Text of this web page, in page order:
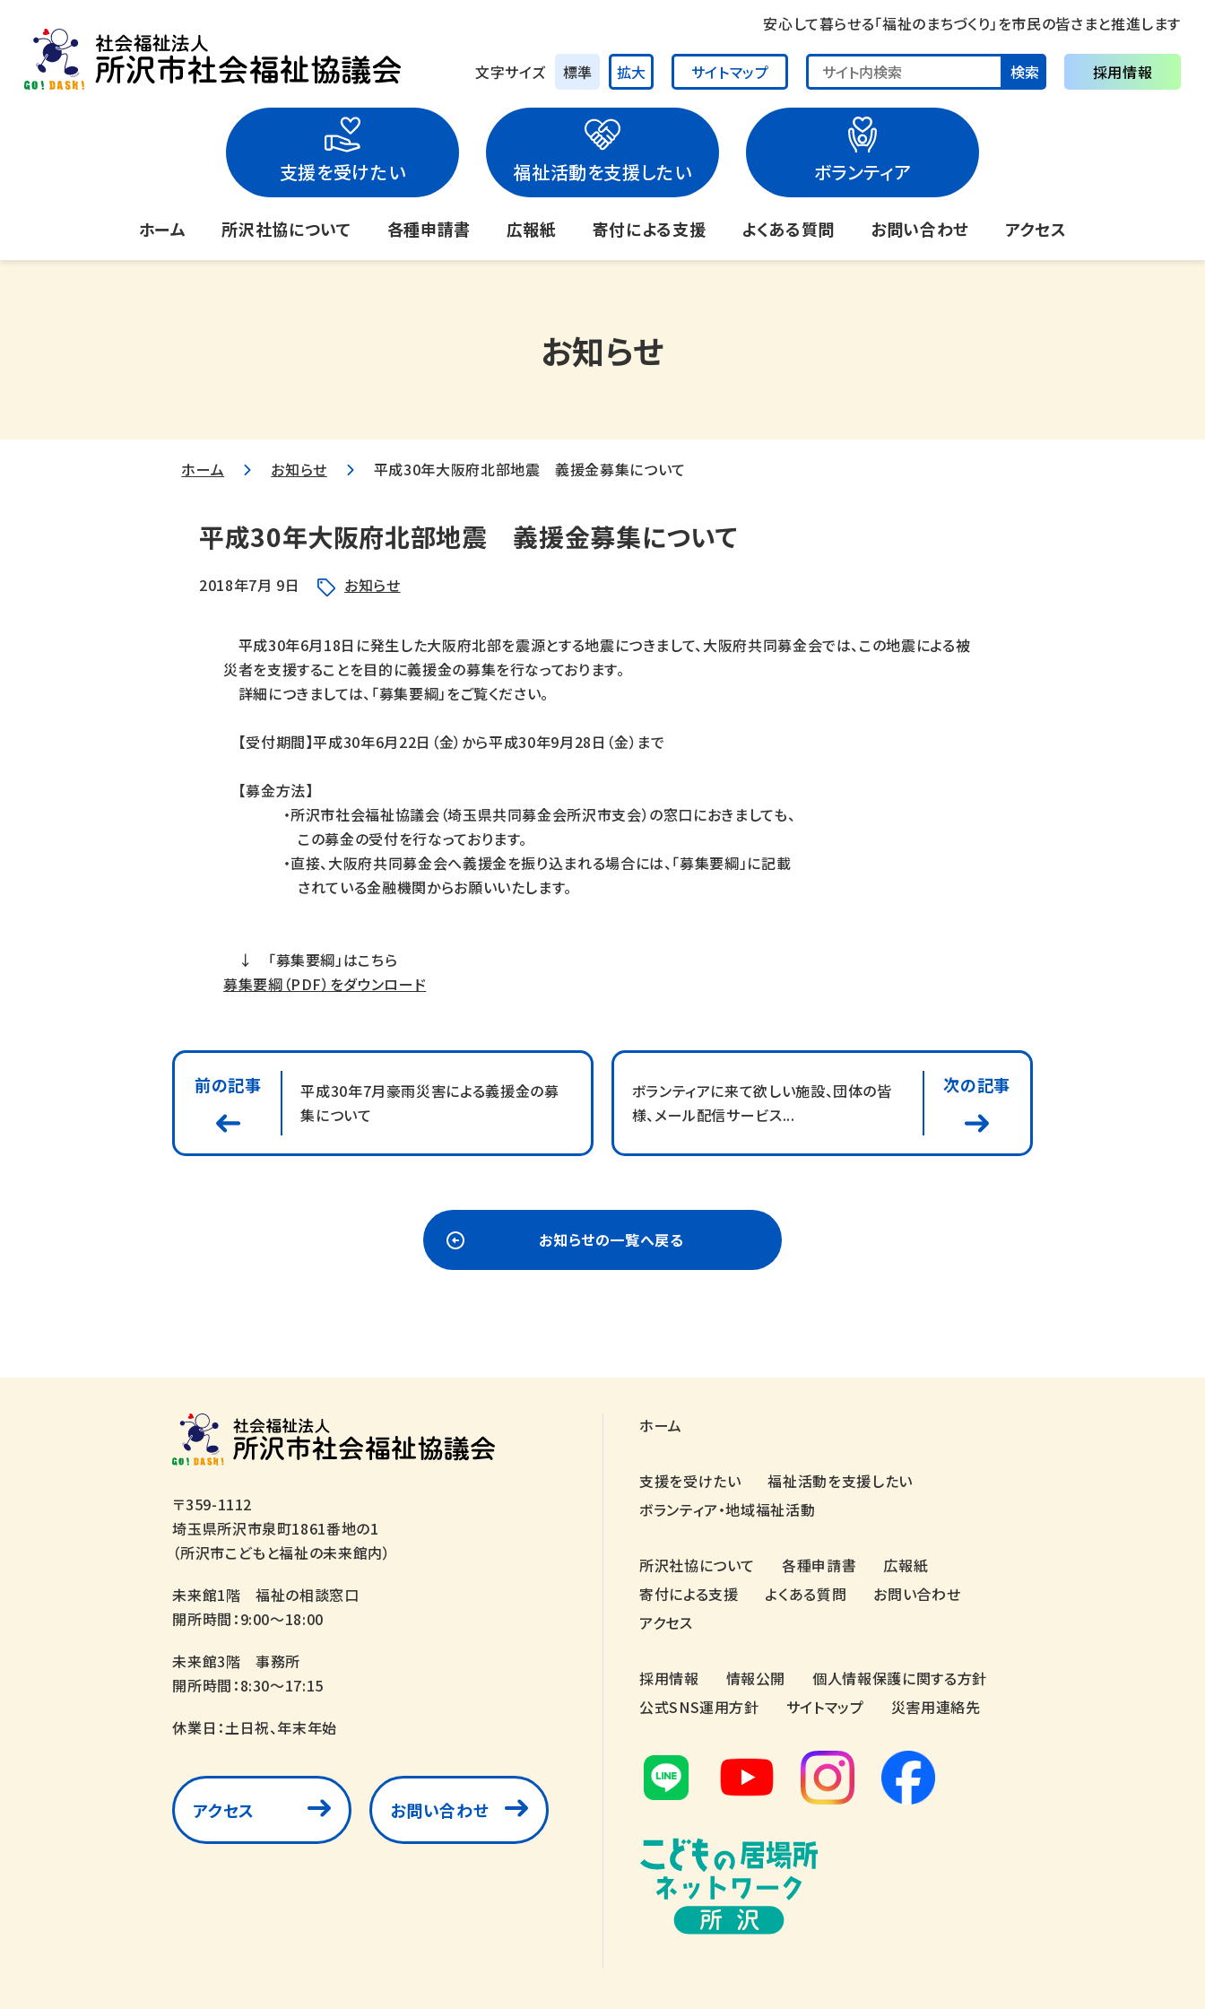
安心して暮らせる「福祉のまちづくり」を市民の皆さまと推進します
文字サイズ 標準 拡大 サイトマップ 検索 採用情報
支援を受けたい 福祉活動を支援したい ボランティア
ホーム 所沢社協について 各種申請書 広報紙 寄付による支援 よくある質問 お問い合わせ アクセス
お知らせ
ホーム お知らせ 平成30年大阪府北部地震 義援金募集について
平成30年大阪府北部地震 義援金募集について
2018年7月 9日 お知らせ
平成30年6月18日に発生した大阪府北部を震源とする地震につきまして、大阪府共同募金会では、この地震による被
災者を支援することを目的に義援金の募集を行なっております。
詳細につきましては、「募集要綱」をご覧ください。
【受付期間】平成30年6月22日（金）から平成30年9月28日（金）まで
【募金方法】
・所沢市社会福祉協議会（埼玉県共同募金会所沢市支会）の窓口におきましても、
この募金の受付を行なっております。
・直接、大阪府共同募金会へ義援金を振り込まれる場合には、「募集要綱」に記載
されている金融機関からお願いいたします。
↓ 「募集要綱」はこちら
募集要綱（PDF）をダウンロード
前の記事
平成30年7月豪雨災害による義援金の募
集について
ボランティアに来て欲しい施設、団体の皆
様、メール配信サービス...
次の記事
お知らせの一覧へ戻る
〒359-1112
埼玉県所沢市泉町1861番地の1
（所沢市こどもと福祉の未来館内）
未来館1階 福祉の相談窓口
開所時間：9:00～18:00
未来館3階 事務所
開所時間：8:30～17:15
休業日：土日祝、年末年始
アクセス お問い合わせ
ホーム
支援を受けたい
福祉活動を支援したい
ボランティア・地域福祉活動
所沢社協について 各種申請書
広報紙
寄付による支援
よくある質問
お問い合わせ
アクセス
採用情報 情報公開
個人情報保護に関する方針
公式SNS運用方針
サイトマップ 災害用連絡先